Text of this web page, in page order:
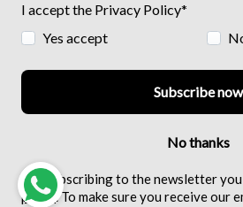
SUBSCRIBE TO OUR NEWSLETTER
Relish International. Powered by